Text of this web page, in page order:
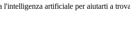
l'intelligenza artificiale per aiutarti a